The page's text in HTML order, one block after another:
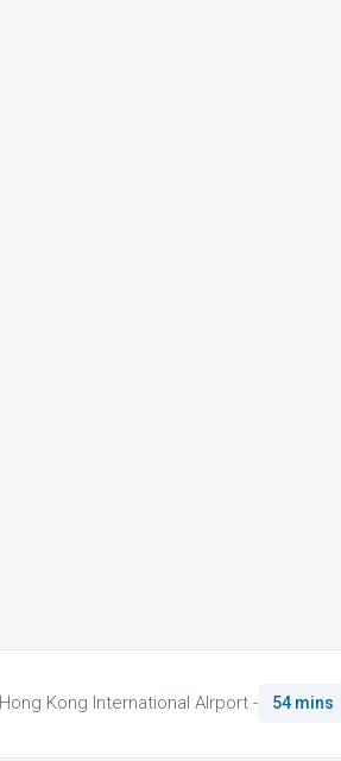
Hong Kong International AIrport - 54 mins